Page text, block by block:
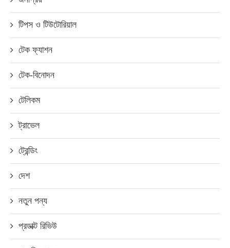
টিপস ও টিউটোরিয়াল
টেক ফ্যাশন
টেক-বিনোদন
টেলিকম
ট্রাভেল
ট্রেন্ডিং
দেশ
নতুন পন্য
প্রডাক্ট রিভিউ